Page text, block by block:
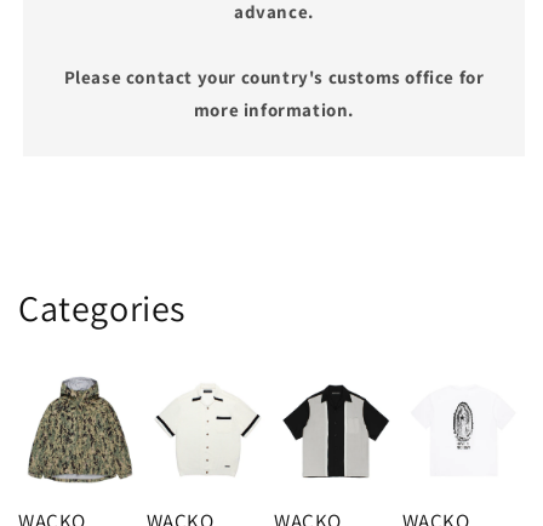
advance.
Please contact your country's customs office for
more information.
Categories
WACKO
WACKO
WACKO
WACKO